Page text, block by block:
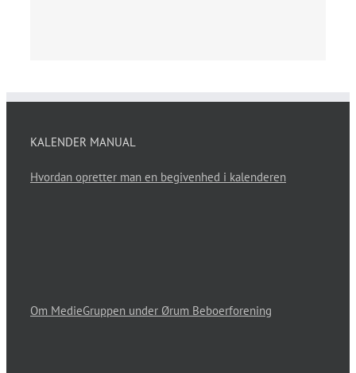
KALENDER MANUAL
Hvordan opretter man en begivenhed i kalenderen
Om MedieGruppen under Ørum Beboerforening